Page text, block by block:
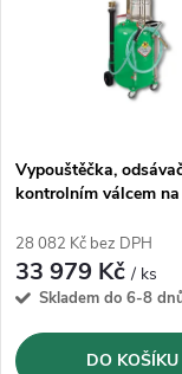
Vypouštěčka,
kontrolním válcem
28 082 Kč bez DPH
33 979 Kč/ ks
Skladem do 6-8
DO KOŠÍKU